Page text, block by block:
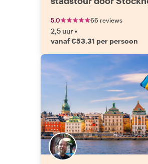
5.0 66 reviews
2,5 uur •
vanaf €53.31 per persoon